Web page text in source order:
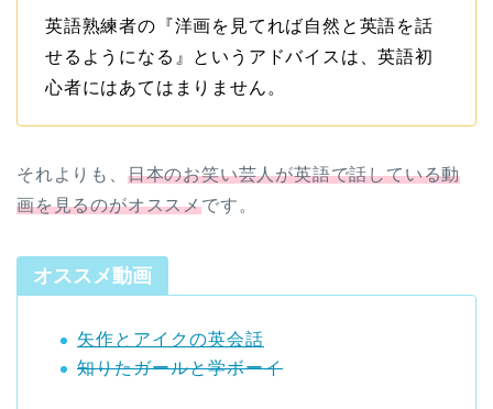
英語熟練者の『洋画を見てれば自然と英語を話
せるようになる』というアドバイスは、英語初
心者にはあてはまりません。
それよりも、 日本のお笑い芸人が英語で話している動
画を見るのがオススメです。
オススメ動画
矢作とアイクの英会話
知りたガールと学ボーイ